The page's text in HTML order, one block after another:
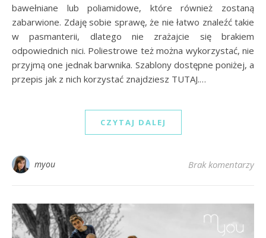
bawełniane lub poliamidowe, które również zostaną
zabarwione. Zdaję sobie sprawę, że nie łatwo znaleźć takie
w pasmanterii, dlatego nie zrażajcie się brakiem
odpowiednich nici. Poliestrowe też można wykorzystać, nie
przyjmą one jednak barwnika. Szablony dostępne poniżej, a
przepis jak z nich korzystać znajdziesz TUTAJ.…
CZYTAJ DALEJ
myou Brak komentarzy